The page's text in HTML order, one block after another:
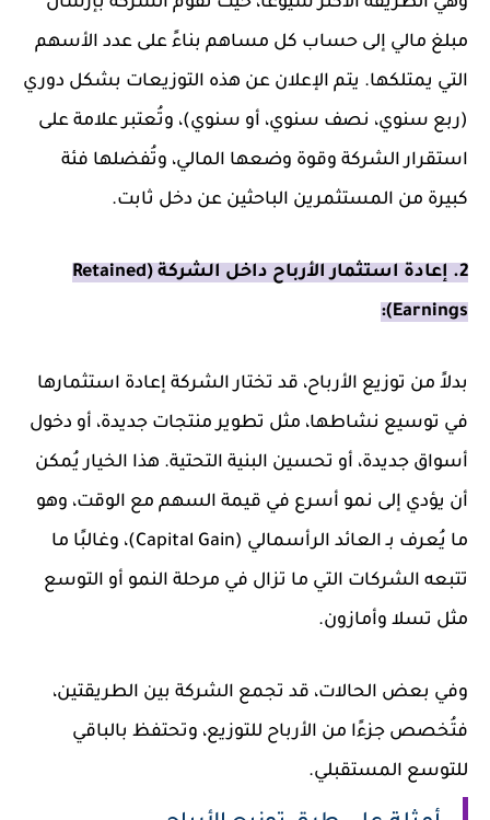
مبلغ مالي إلى حساب كل مساهم بناءً على عدد الأسهم
التي يمتلكها. يتم الإعلان عن هذه التوزيعات بشكل دوري
(ربع سنوي، نصف سنوي، أو سنوي)، وتُعتبر علامة على
استقرار الشركة وقوة وضعها المالي، وتُفضلها فئة
كبيرة من المستثمرين الباحثين عن دخل ثابت.
2. إعادة استثمار الأرباح داخل الشركة (Retained
Earnings):
بدلاً من توزيع الأرباح، قد تختار الشركة إعادة استثمارها
في توسيع نشاطها، مثل تطوير منتجات جديدة، أو دخول
أسواق جديدة، أو تحسين البنية التحتية. هذا الخيار يُمكن
أن يؤدي إلى نمو أسرع في قيمة السهم مع الوقت، وهو
ما يُعرف بـ العائد الرأسمالي (Capital Gain)، وغالبًا ما
تتبعه الشركات التي ما تزال في مرحلة النمو أو التوسع
مثل تسلا وأمازون.
وفي بعض الحالات، قد تجمع الشركة بين الطريقتين،
فتُخصص جزءًا من الأرباح للتوزيع، وتحتفظ بالباقي
للتوسع المستقبلي.